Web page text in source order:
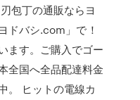
包丁の通販ならヨ
ドバシ.com」で！
ます。ご購入でゴー
全国へ全品配達料金
。 ヒットの電線カ